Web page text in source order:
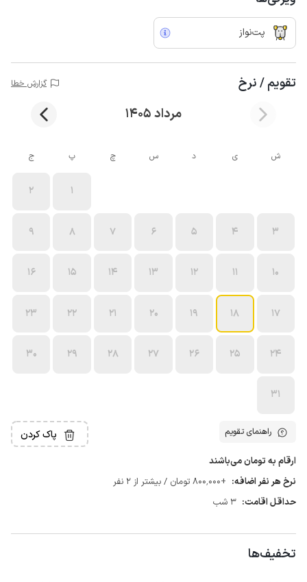
پت‌نواز
تقویم / نرخ گزارش خطا
مرداد 1405
ش ی د س چ پ ج
1
2
3
4
5
6
7
8
9
10
11
12
13
14
15
16
17
18
19
20
21
22
23
24
25
26
27
28
29
30
31
راهنمای تقویم پاک کردن
ارقام به تومان می‌باشند
نرخ هر نفر اضافه: +800٬000 تومان / بیشتر از 2 نفر
حداقل اقامت: 3 شب
تخفیف‌ها